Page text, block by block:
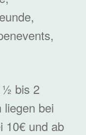
½ bis 2
liegen bei
10€ und ab